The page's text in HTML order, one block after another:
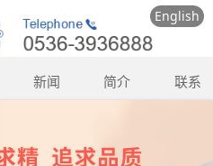
新闻 简介 联系
English